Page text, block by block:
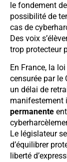
le fondement
possibilité de
cas de
Des voix
trop protecteur
En France, la
censurée par le
un délai de
manifestement
permanente
Le législateur
d’équilibrer
liberté